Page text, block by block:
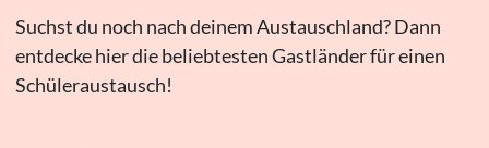
Suchst du noch nach deinem Austauschland? Dann
entdecke hier die beliebtesten Gastländer für einen
Schüleraustausch!